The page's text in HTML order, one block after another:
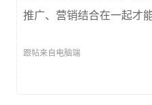
推广、营销结合在一起才
跟帖来自电脑端